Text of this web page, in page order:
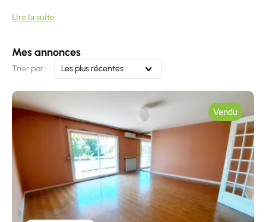
Lire la suite
Mes annonces
Trier par : Les plus récentes
Vendu